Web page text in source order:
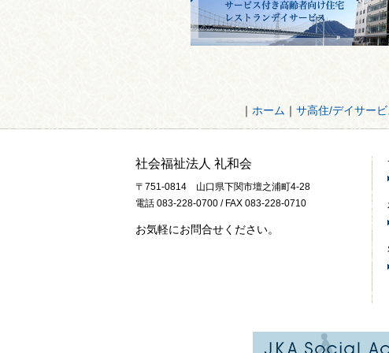
｜ ホーム ｜ サ高住/デイサービ
社会福祉法人 礼和会
〒751-0814 山口県下関市壇之浦町4-28
電話 083-228-0700 / FAX 083-228-0710
お気軽にお問合せください。